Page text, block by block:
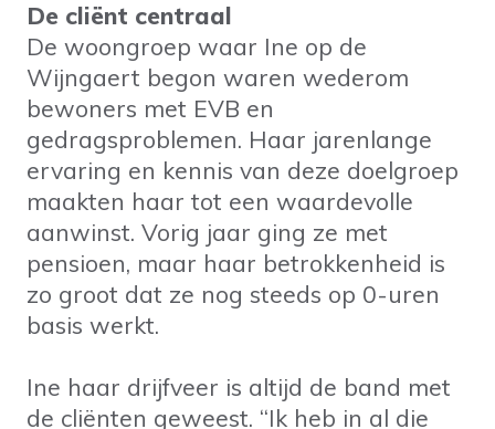
De cliënt centraal
De woongroep waar Ine op de
Wijngaert begon waren wederom
bewoners met EVB en
gedragsproblemen. Haar jarenlange
ervaring en kennis van deze doelgroep
maakten haar tot een waardevolle
aanwinst. Vorig jaar ging ze met
pensioen, maar haar betrokkenheid is
zo groot dat ze nog steeds op 0-uren
basis werkt.
Ine haar drijfveer is altijd de band met
de cliënten geweest. “Ik heb in al die